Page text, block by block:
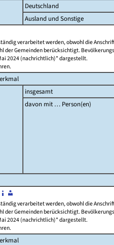
Deutschland
Ausland und Sonstige
verarbeitet werden, obwohl die
Gemeinden berücksichtigt.
2024 (nachrichtlich)" dargestellt.
insgesamt
davon mit … Person(en)
verarbeitet werden, obwohl die
Gemeinden berücksichtigt.
2024 (nachrichtlich)" dargestellt.